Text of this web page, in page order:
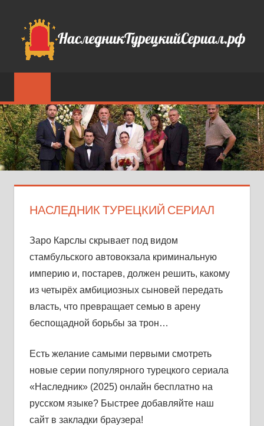
содержимому
турецкого
сериала
Наследник
(2025)
НАСЛЕДНИК ТУРЕЦКИЙ СЕРИАЛ
Заро Карслы скрывает под видом
стамбульского автовокзала криминальную
империю и, постарев, должен решить, какому
из четырёх амбициозных сыновей передать
власть, что превращает семью в арену
беспощадной борьбы за трон…
Есть желание самыми первыми смотреть
новые серии популярного турецкого сериала
«Наследник» (2025) онлайн бесплатно на
русском языке? Быстрее добавляйте наш
сайт в закладки браузера!